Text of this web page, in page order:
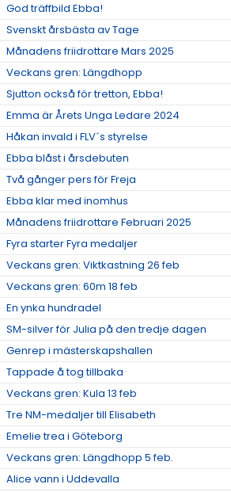
God träffbild Ebba!
Svenskt årsbästa av Tage
Månadens friidrottare Mars 2025
Veckans gren: Längdhopp
Sjutton också för tretton, Ebba!
Emma är Årets Unga Ledare 2024
Håkan invald i FLV´s styrelse
Ebba blåst i årsdebuten
Två gånger pers för Freja
Ebba klar med inomhus
Månadens friidrottare Februari 2025
Fyra starter Fyra medaljer
Veckans gren: Viktkastning 26 feb
Veckans gren: 60m 18 feb
En ynka hundradel
SM-silver för Julia på den tredje dagen
Genrep i mästerskapshallen
Tappade å tog tillbaka
Veckans gren: Kula 13 feb
Tre NM-medaljer till Elisabeth
Emelie trea i Göteborg
Veckans gren: Längdhopp 5 feb.
Alice vann i Uddevalla